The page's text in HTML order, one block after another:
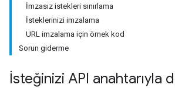
İmzasız istekleri sınırlama
İsteklerinizi imzalama
URL imzalama için örnek kod
Sorun giderme
İsteğinizi API anahtarıyla